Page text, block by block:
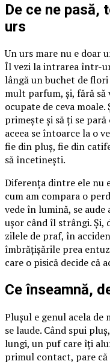
De ce ne pasă,
urs
Un urs mare nu e doar
Îl vezi la intrarea într-
lângă un buchet de
mult parfum, și, fără să
ocupate de ceva
primește și să ți se
aceea se întoarce la o
fie din pluș, fie din
să încetinești.
Diferența dintre ele nu
cum am compara o
vede în lumină, se
ușor când îl strângi. Și,
zilele de praf, în
îmbrățișările prea
care o pisică decide că
Ce înseamnă,
Plușul e genul acela de
se laude. Când spui
lungi, un puf care îți
primul contact, pare